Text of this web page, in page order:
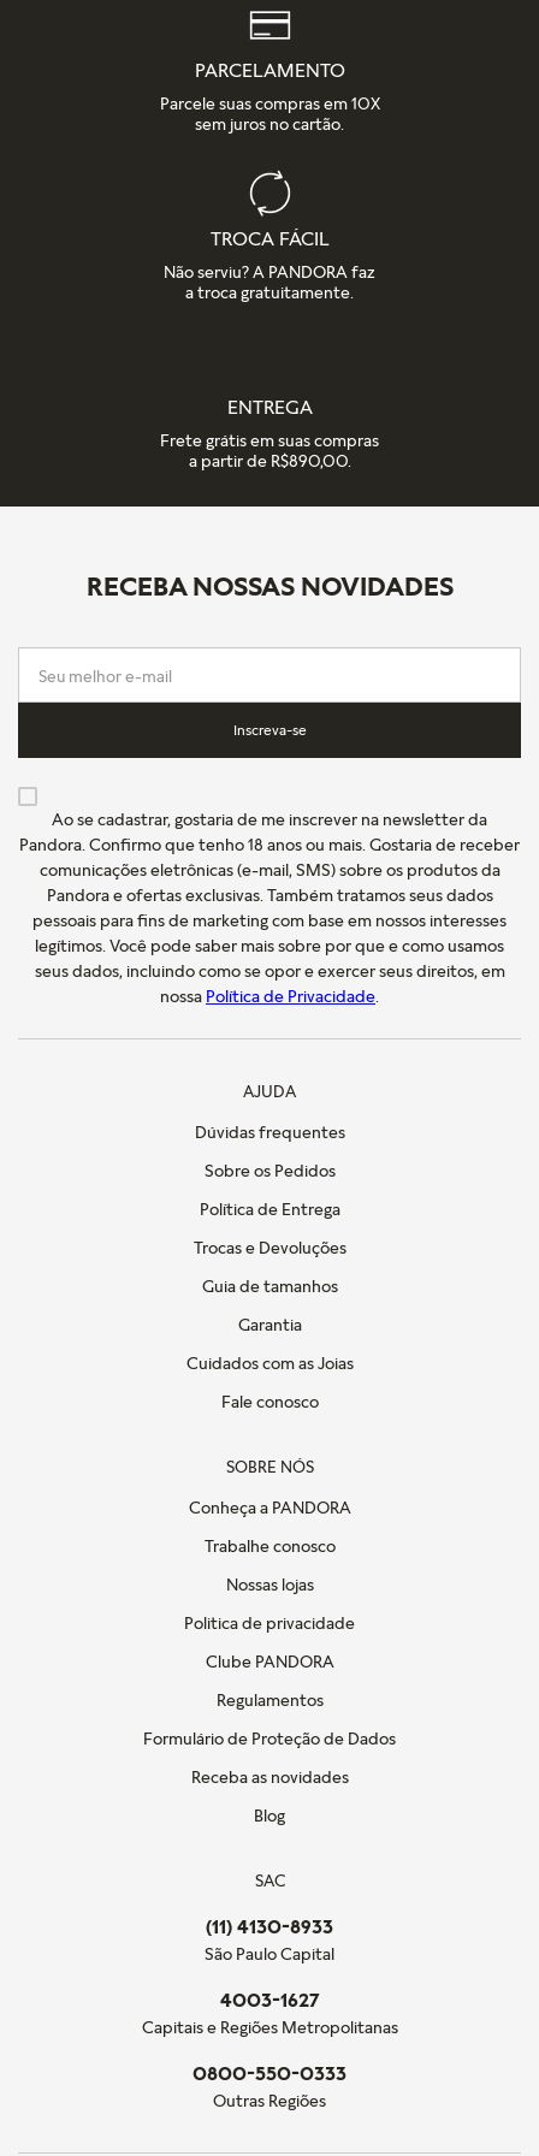
detalhes na nossa seção de FAQ.
PARCELAMENTO
Parcele suas compras em 10X
sem juros no cartão.
TROCA FÁCIL
Não serviu? A PANDORA faz
a troca gratuitamente.
ENTREGA
Frete grátis em suas compras
a partir de R$890,00.
RECEBA NOSSAS NOVIDADES
Inscreva-se
Ao se cadastrar, gostaria de me inscrever na newsletter da
Pandora. Confirmo que tenho 18 anos ou mais. Gostaria de receber
comunicações eletrônicas (e-mail, SMS) sobre os produtos da
Pandora e ofertas exclusivas. Também tratamos seus dados
pessoais para fins de marketing com base em nossos interesses
legítimos. Você pode saber mais sobre por que e como usamos
seus dados, incluindo como se opor e exercer seus direitos, em
nossa Política de Privacidade
AJUDA
Dúvidas frequentes
Sobre os Pedidos
Política de Entrega
Trocas e Devoluções
Guia de tamanhos
Garantia
Cuidados com as Joias
Fale conosco
SOBRE NÓS
Conheça a PANDORA
Trabalhe conosco
Nossas lojas
Politica de privacidade
Clube PANDORA
Regulamentos
Formulário de Proteção de Dados
Receba as novidades
Blog
SAC
(11) 4130-8933
São Paulo Capital
4003-1627
Capitais e Regiões Metropolitanas
0800-550-0333
Outras Regiões